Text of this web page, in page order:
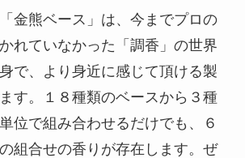
金熊ベース」は、今までプロの
れていなかった「調香」の世界
で、より身近に感じて頂ける製
す。１８種類のベースから３種
位で組み合わせるだけでも、６
組合せの香りが存在します。ぜ